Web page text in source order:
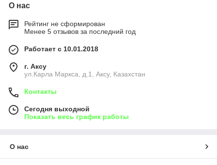
О нас
Рейтинг не сформирован
Менее 5 отзывов за последний год
Работает с 10.01.2018
г. Аксу
ул.Карла Маркса, д.1, Аксу, Казахстан
Контакты
Сегодня выходной
Показать весь график работы
О нас